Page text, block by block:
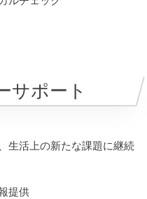
サポート
生活上の新たな課題に継続
提供